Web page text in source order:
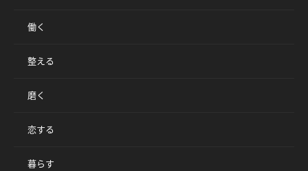
働く
整える
磨く
恋する
暮らす